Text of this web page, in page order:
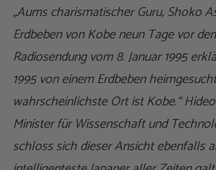
„Aums charismatischer Guru, Shoko
Erdbeben von Kobe neun Tage vor
Radiosendung vom 8. Januar 1995
1995 von einem Erdbeben
wahrscheinlichste Ort ist Kobe.“
Minister für Wissenschaft und
schloss sich dieser Ansicht ebenfalls